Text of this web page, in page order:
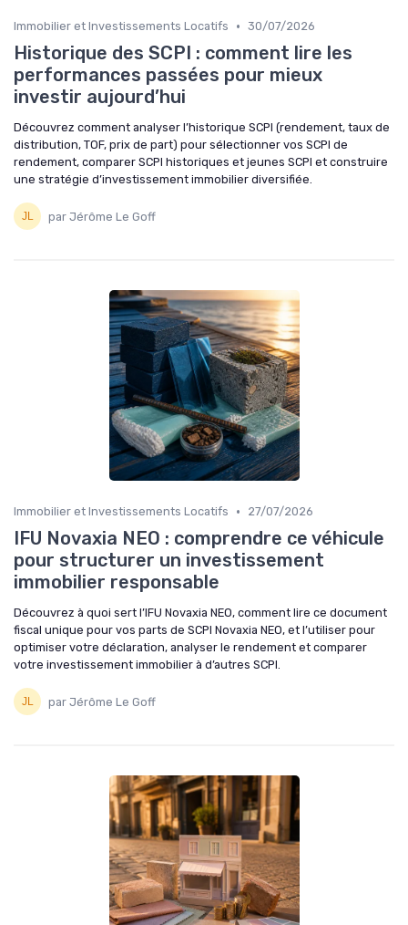
Immobilier et Investissements Locatifs • 30/07/2026
Historique des SCPI : comment lire les
performances passées pour mieux
investir aujourd’hui
Découvrez comment analyser l’historique SCPI (rendement, taux de
distribution, TOF, prix de part) pour sélectionner vos SCPI de
rendement, comparer SCPI historiques et jeunes SCPI et construire
une stratégie d’investissement immobilier diversifiée.
par Jérôme Le Goff
Immobilier et Investissements Locatifs • 27/07/2026
IFU Novaxia NEO : comprendre ce véhicule
pour structurer un investissement
immobilier responsable
Découvrez à quoi sert l’IFU Novaxia NEO, comment lire ce document
fiscal unique pour vos parts de SCPI Novaxia NEO, et l’utiliser pour
optimiser votre déclaration, analyser le rendement et comparer
votre investissement immobilier à d’autres SCPI.
par Jérôme Le Goff